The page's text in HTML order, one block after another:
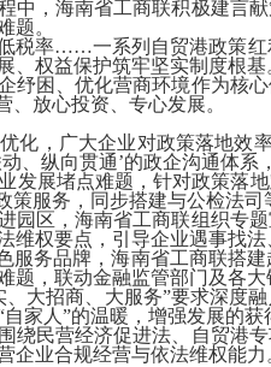
，海南省工商联积极建言献
题。
率……一系列自贸港政策红
、权益保护筑牢坚实制度根基
困、优化营商环境作为核心
、放心投资、专心发展。
，广大企业对政策落地效
、纵向贯通’的政企沟通体
发展堵点难题，针对政策落
策服务，同步搭建与公检法司
区，海南省工商联组织专题
维权要点，引导企业遇事找
服务品牌，海南省工商联搭
题，联动金融监管部门及各
招商、大服务”要求深度融
家人”的温暖，增强发展的获
绕民营经济促进法、自贸港
业合规经营与依法维权能力